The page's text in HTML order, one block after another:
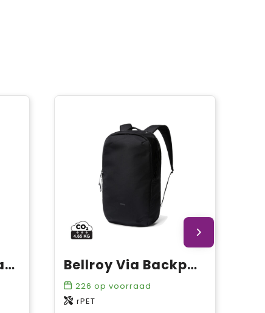
Bellroy Classic Backpack Bellroy Via Backpack
226 op voorraad
rPET